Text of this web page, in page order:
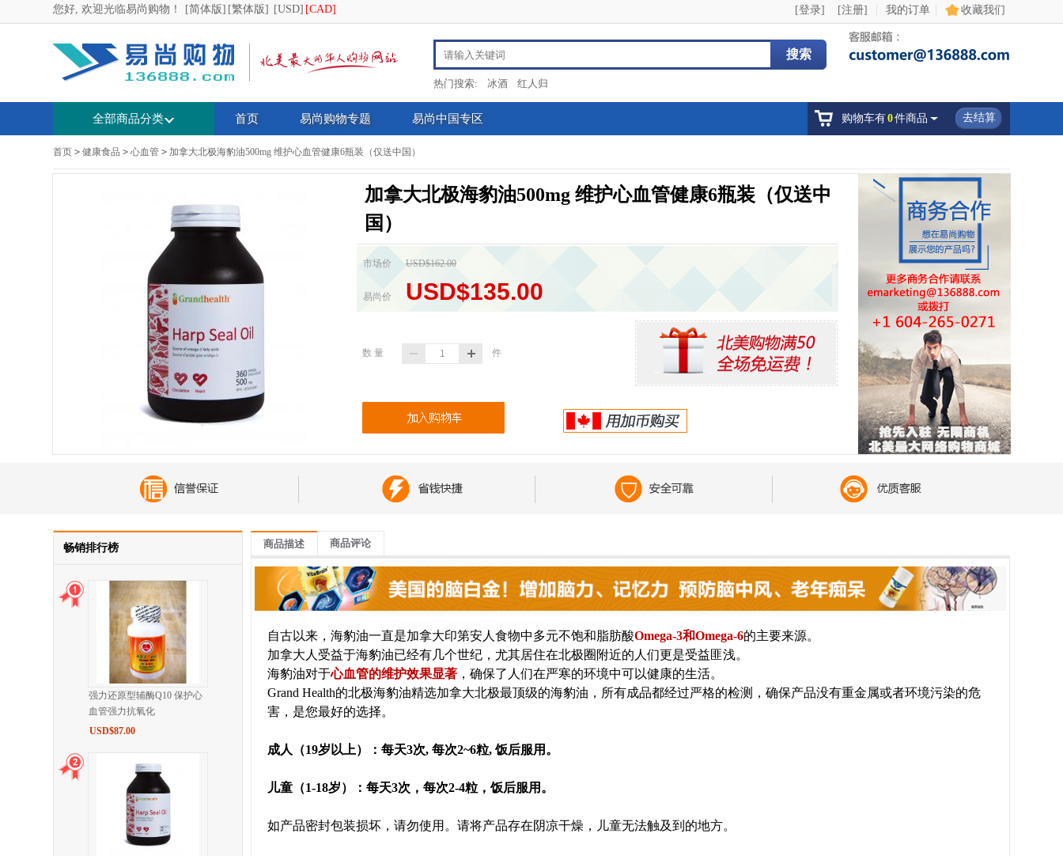
您好, 欢迎光临易尚购物！ [简体版] [繁体版] [USD] [CAD] [登录] [注册] 我的订单 收藏我们
搜索
热门搜索: 冰酒 红人归
全部商品分类 首页 易尚购物专题 易尚中国专区 购物车有0件商品 去结算
首页 > 健康食品 > 心血管 > 加拿大北极海豹油500mg 维护心血管健康6瓶装（仅送中国）
加拿大北极海豹油500mg 维护心血管健康6瓶装（仅送中
国）
市场价 USD$162.00
易尚价 USD$135.00
数 量 件
畅销排行榜
强力还原型辅酶Q10 保护心
血管强力抗氧化
USD$87.00
商品描述 商品评论
自古以来，海豹油一直是加拿大印第安人食物中多元不饱和脂肪酸Omega-3和Omega-6的主要来源。
加拿大人受益于海豹油已经有几个世纪，尤其居住在北极圈附近的人们更是受益匪浅。
海豹油对于心血管的维护效果显著 ，确保了人们在严寒的环境中可以健康的生活。
Grand Health的北极海豹油精选加拿大北极最顶级的海豹油，所有成品都经过严格的检测，确保产品没有重金属或者环境污染的危
害，是您最好的选择。
成人（19岁以上）：每天3次, 每次2~6粒, 饭后服用。
儿童（1-18岁）：每天3次，每次2-4粒，饭后服用。
如产品密封包装损坏，请勿使用。请将产品存在阴凉干燥，儿童无法触及到的地方。